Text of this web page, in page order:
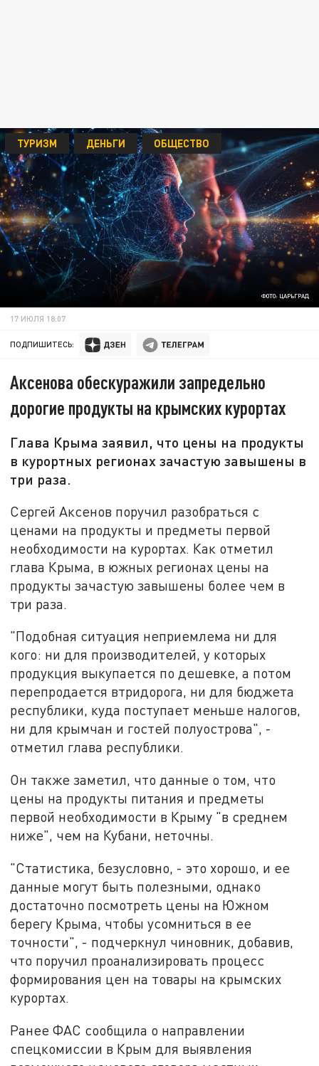
ФОТО: ЦАРЬГРАД
ТУРИЗМ ДЕНЬГИ ОБЩЕСТВО
17 ИЮЛЯ 18:07
ПОДПИШИТЕСЬ:
Аксенова обескуражили запредельно
дорогие продукты на крымских курортах
Глава Крыма заявил, что цены на продукты
в курортных регионах зачастую завышены в
три раза.
Сергей Аксенов поручил разобраться с
ценами на продукты и предметы первой
необходимости на курортах. Как отметил
глава Крыма, в южных регионах цены на
продукты зачастую завышены более чем в
три раза.
"Подобная ситуация неприемлема ни для
кого: ни для производителей, у которых
продукция выкупается по дешевке, а потом
перепродается втридорога, ни для бюджета
республики, куда поступает меньше налогов,
ни для крымчан и гостей полуострова", -
отметил глава республики.
Он также заметил, что данные о том, что
цены на продукты питания и предметы
первой необходимости в Крыму "в среднем
ниже", чем на Кубани, неточны.
"Статистика, безусловно, - это хорошо, и ее
данные могут быть полезными, однако
достаточно посмотреть цены на Южном
берегу Крыма, чтобы усомниться в ее
точности", - подчеркнул чиновник, добавив,
что поручил проанализировать процесс
формирования цен на товары на крымских
курортах.
Ранее ФАС сообщила о направлении
спецкомиссии в Крым для выявления